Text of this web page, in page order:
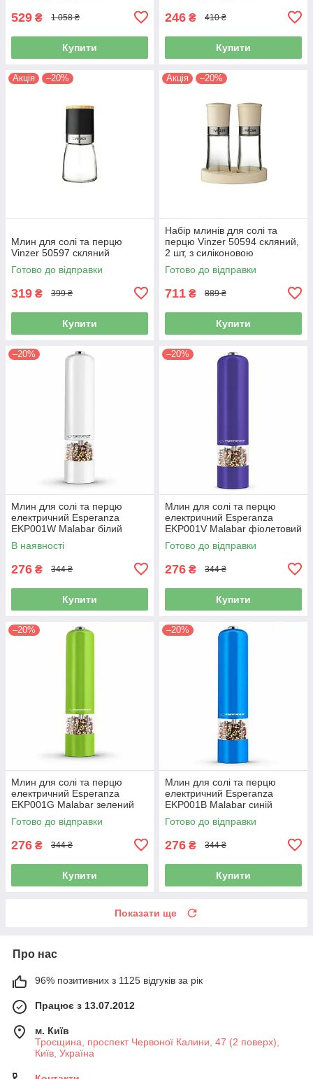
529 ₴ 1 058 ₴
Купити
246 ₴ 410 ₴
Купити
Акція –20%
Млин для солі та перцю
Vinzer 50597 скляний
Готово до відправки
319 ₴ 399 ₴
Купити
Акція –20%
Набір млинів для солі та
перцю Vinzer 50594 скляний,
2 шт, з силіконовою
підставкою
Готово до відправки
711 ₴ 889 ₴
Купити
–20%
Млин для солі та перцю
електричний Esperanza
EKP001W Malabar білий
В наявності
276 ₴ 344 ₴
Купити
–20%
Млин для солі та перцю
електричний Esperanza
EKP001V Malabar фіолетовий
Готово до відправки
276 ₴ 344 ₴
Купити
–20%
Млин для солі та перцю
електричний Esperanza
EKP001G Malabar зелений
Готово до відправки
276 ₴ 344 ₴
Купити
–20%
Млин для солі та перцю
електричний Esperanza
EKP001B Malabar синій
Готово до відправки
276 ₴ 344 ₴
Купити
Показати ще
Про нас
96% позитивних з 1125 відгуків за рік
Працює з 13.07.2012
м. Київ
Троєщина, проспект Червоної Калини, 47 (2 поверх),
Київ, Україна